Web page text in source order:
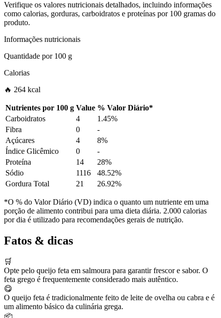
Verifique os valores nutricionais detalhados, incluindo informações
como calorias, gorduras, carboidratos e proteínas por 100 gramas do
produto.
Informações nutricionais
Quantidade por100 g
Calorias
🔥 264 kcal
Nutrientes por 100 g Value % Valor Diário*
Carboidratos
4
1.45%
Fibra
0
-
Açúcares
4
8%
Índice Glicêmico
0
-
Proteína
14
28%
Sódio
1116
48.52%
Gordura Total
21 26.92%
*O % do Valor Diário (VD) indica o quanto um nutriente em uma
porção de alimento contribui para uma dieta diária. 2.000 calorias
por dia é utilizado para recomendações gerais de nutrição.
Fatos & dicas
🛒
Opte pelo queijo feta em salmoura para garantir frescor e sabor. O
feta grego é frequentemente considerado mais autêntico.
😋
O queijo feta é tradicionalmente feito de leite de ovelha ou cabra e é
um alimento básico da culinária grega.